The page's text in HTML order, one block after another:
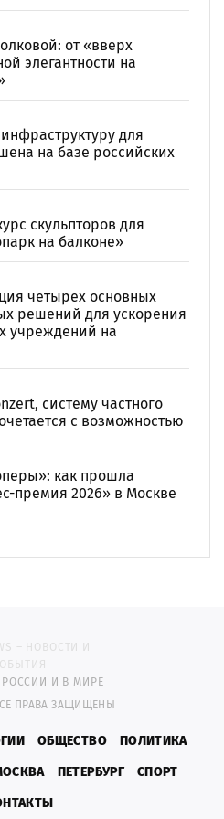
от «вверх
элегантности на
для
на базе российских
скульпторов для
на балконе»
четырех основных
решений для ускорения
учреждений на
систему частного
с возможностью
как прошла
премия 2026» в Москве
И В МИРЕ
ПРАВА ЗАЩИЩЕНЫ
ОБЩЕСТВО
ПОЛИТИКА
ПЕТЕРБУРГ
СПОРТ